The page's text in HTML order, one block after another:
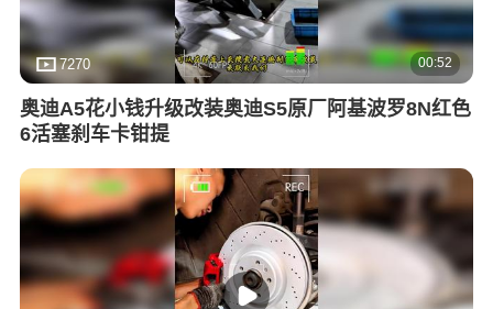
7270 00:52
奥迪A5花小钱升级改装奥迪S5原厂阿基波罗8N红色
6活塞刹车卡钳提